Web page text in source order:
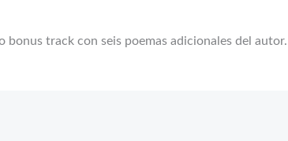
track con seis poemas adicionales del autor.